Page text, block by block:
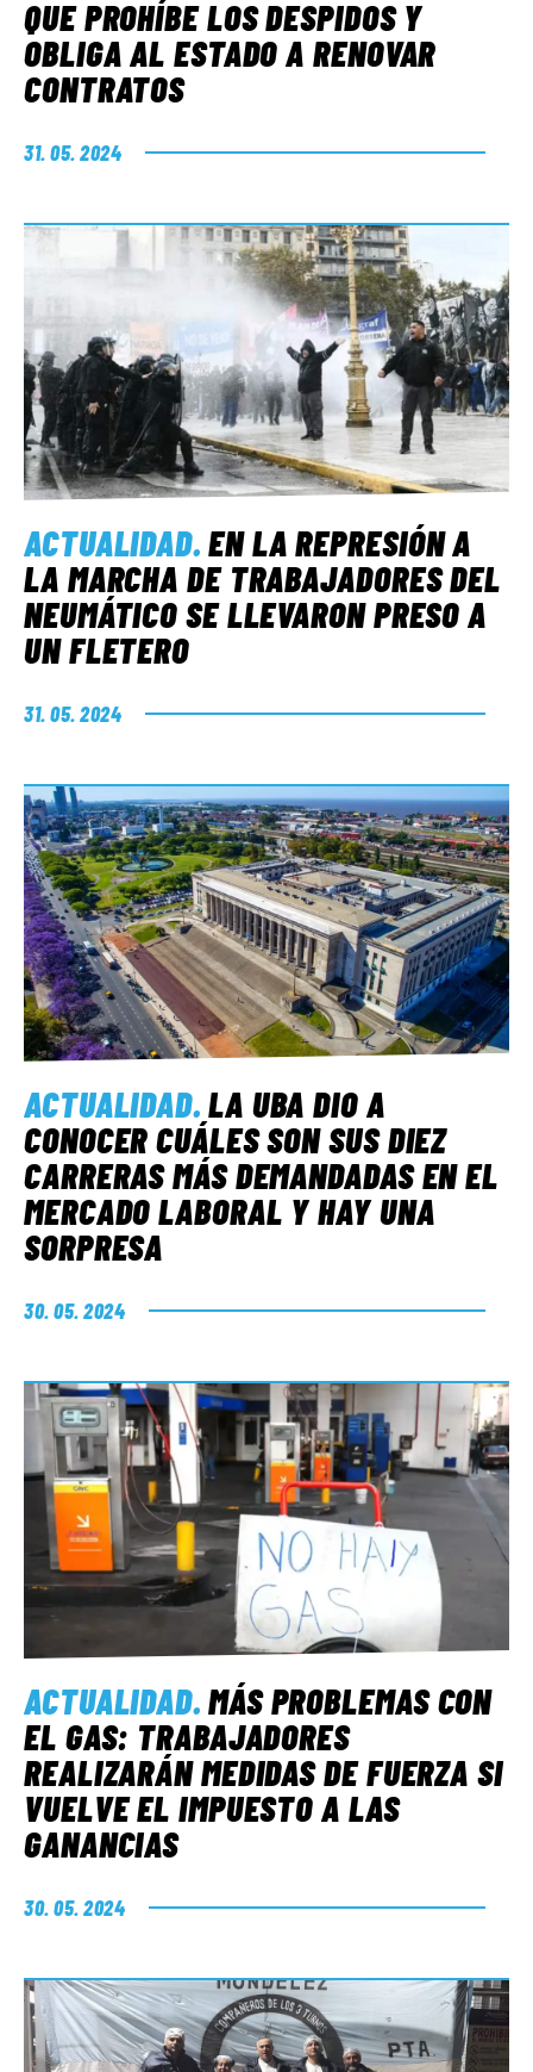
QUE PROHÍBE LOS DESPIDOS Y
OBLIGA AL ESTADO A RENOVAR
CONTRATOS
31. 05. 2024
ACTUALIDAD.EN LA REPRESIÓN A
LA MARCHA DE TRABAJADORES DEL
NEUMÁTICO SE LLEVARON PRESO A
UN FLETERO
31. 05. 2024
ACTUALIDAD.LA UBA DIO A
CONOCER CUÁLES SON SUS DIEZ
CARRERAS MÁS DEMANDADAS EN EL
MERCADO LABORAL Y HAY UNA
SORPRESA
30. 05. 2024
ACTUALIDAD.MÁS PROBLEMAS CON
EL GAS: TRABAJADORES
REALIZARÁN MEDIDAS DE FUERZA SI
VUELVE EL IMPUESTO A LAS
GANANCIAS
30. 05. 2024